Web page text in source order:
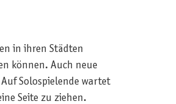
in ihren Städten
können. Auch neue
Solospielende wartet
Seite zu ziehen.